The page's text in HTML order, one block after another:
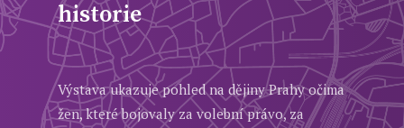
historie
Výstavaukazuje pohled na dějiny Prahy očima
žen, které bojovaly za volební právo, za